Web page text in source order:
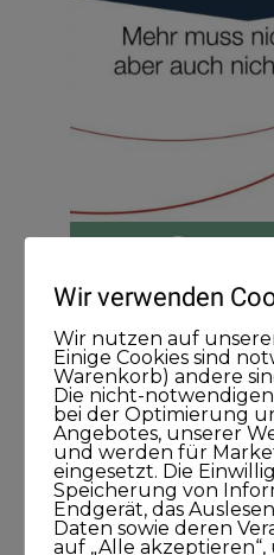
Meine
Andreas Dämon
für Lösungen
26. November
Wir verwenden
Wir nutzen auf
Einige Cookies sind
Warenkorb) andere
Die nicht-
bei der Optimierung
Angebotes, unserer
und werden für
eingesetzt. Die
Speicherung von
Endgerät, das
Daten sowie deren
auf „Alle